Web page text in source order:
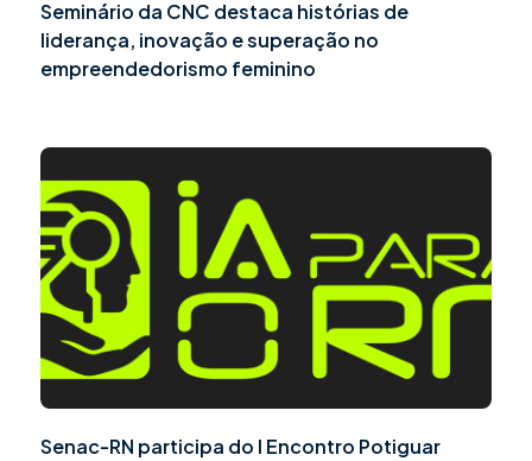
Seminário da CNC destaca histórias de
liderança, inovação e superação no
empreendedorismo feminino
Senac-RN participa do I Encontro Potiguar